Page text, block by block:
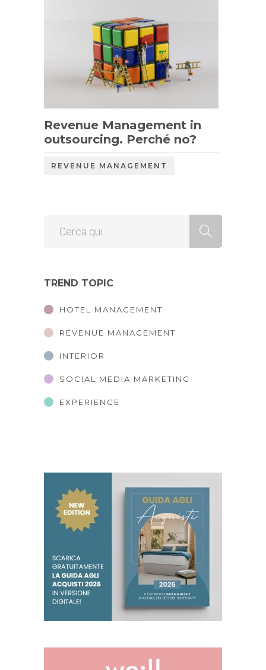
Revenue Management in
outsourcing. Perché no?
REVENUE MANAGEMENT
TREND TOPIC
HOTEL MANAGEMENT
REVENUE MANAGEMENT
INTERIOR
SOCIAL MEDIA MARKETING
EXPERIENCE